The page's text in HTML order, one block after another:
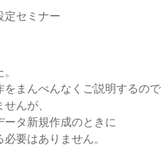
セミナー
まんべんなくご説明するので
んが、
タ新規作成のときに
要はありません。